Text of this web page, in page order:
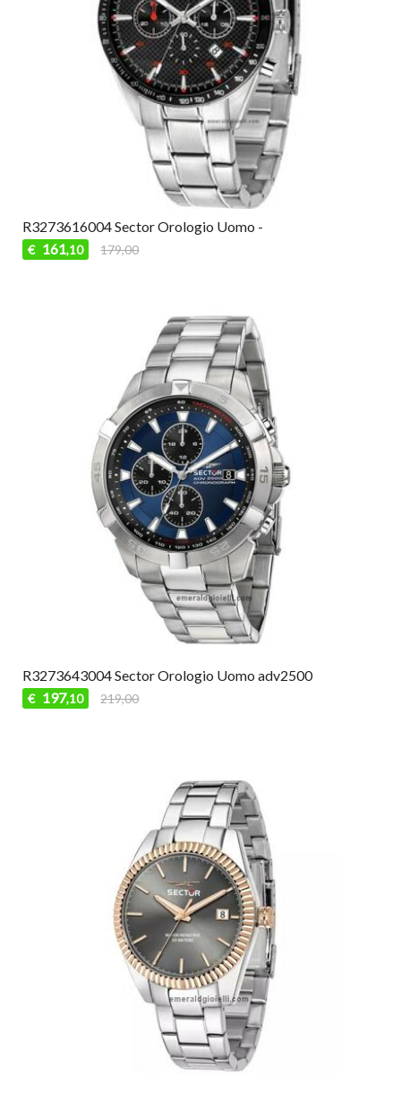
R3273616004 Sector Orologio Uomo -
€ 161,10 179,00
R3273643004 Sector Orologio Uomo adv2500
€ 197,10 219,00